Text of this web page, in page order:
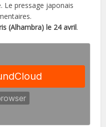
Le pressage japonais
(Alhambra) le 24 avril.